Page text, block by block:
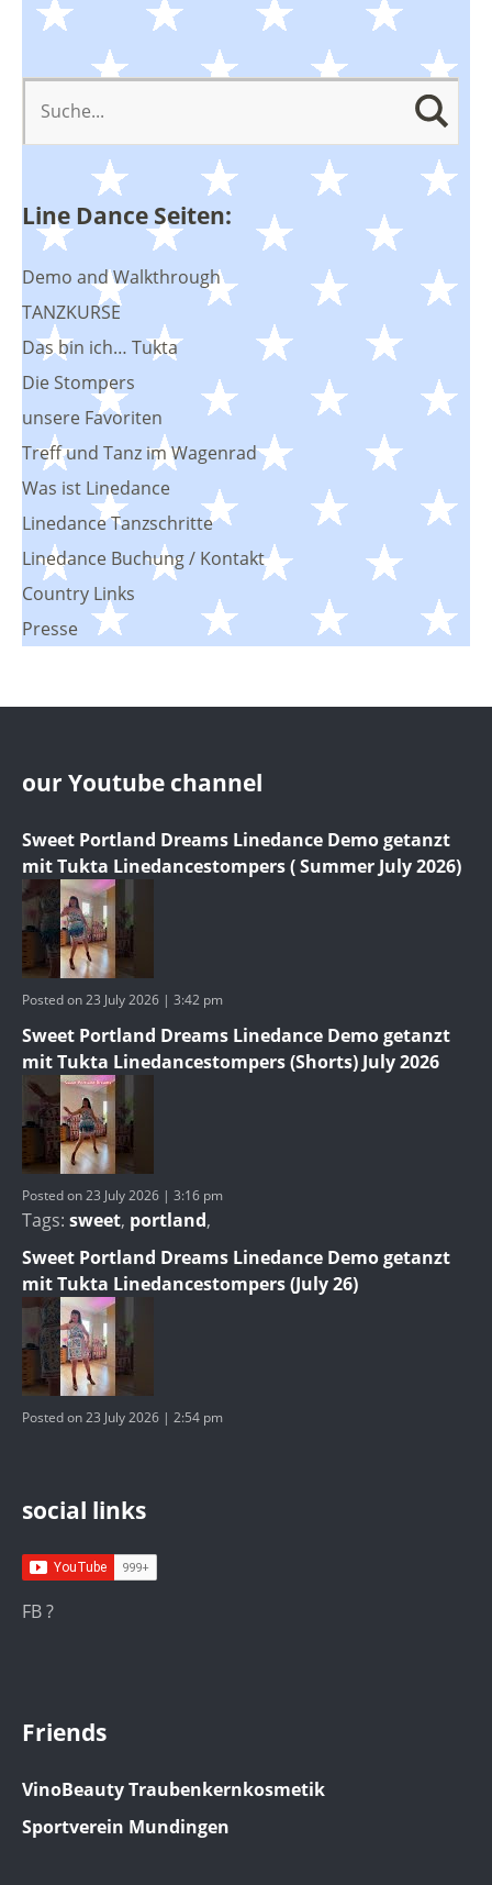
Line Dance Seiten:
Demo and Walkthrough
TANZKURSE
Das bin ich… Tukta
Die Stompers
unsere Favoriten
Treff und Tanz im Wagenrad
Was ist Linedance
Linedance Tanzschritte
Linedance Buchung / Kontakt
Country Links
Presse
our Youtube channel
Sweet Portland Dreams Linedance Demo getanzt
mit Tukta Linedancestompers ( Summer July 2026)
Posted on 23 July 2026 | 3:42 pm
Sweet Portland Dreams Linedance Demo getanzt
mit Tukta Linedancestompers (Shorts) July 2026
Posted on 23 July 2026 | 3:16 pm
Tags: sweet, portland,
Sweet Portland Dreams Linedance Demo getanzt
mit Tukta Linedancestompers (July 26)
Posted on 23 July 2026 | 2:54 pm
social links
FB ?
Friends
VinoBeauty Traubenkernkosmetik
Sportverein Mundingen